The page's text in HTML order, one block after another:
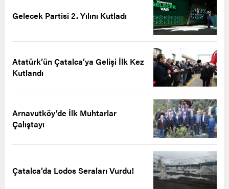
Gelecek Partisi 2. Yılını Kutladı
Atatürk’ün Çatalca’ya Gelişi İlk Kez
Kutlandı
Arnavutköy’de İlk Muhtarlar
Çalıştayı
Çatalca’da Lodos Seraları Vurdu!